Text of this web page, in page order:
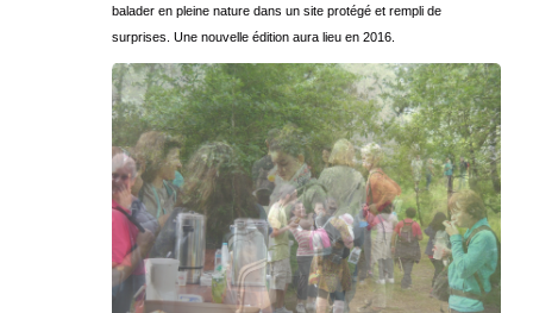
balader en pleine nature dans un site protégé et rempli de
surprises. Une nouvelle édition aura lieu en 2016.